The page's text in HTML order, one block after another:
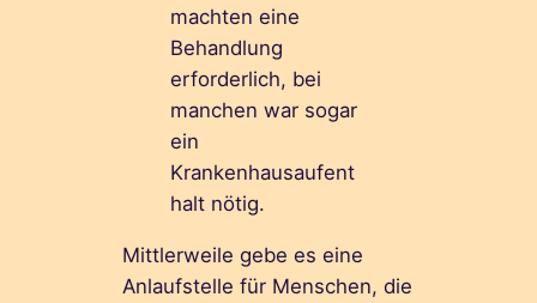
machten eine
Behandlung
erforderlich, bei
manchen war sogar
ein
Krankenhausaufent
halt nötig.
Mittlerweile gebe es eine
Anlaufstelle für Menschen, die